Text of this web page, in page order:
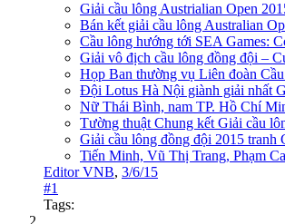
Giải cầu lông Austrialian Open
Bán kết giải cầu lông Australian
Cầu lông hướng tới SEA Games:
Giải vô địch cầu lông đồng đội –
Họp Ban thường vụ Liên đoàn
Đội Lotus Hà Nội giành giải nhất
Nữ Thái Bình, nam TP. Hồ Chí
Tường thuật Chung kết Giải cầu
Giải cầu lông đồng đội 2015
Tiến Minh, Vũ Thị Trang, Phạm
Editor VNB, 3/6/15
#1
Tags: